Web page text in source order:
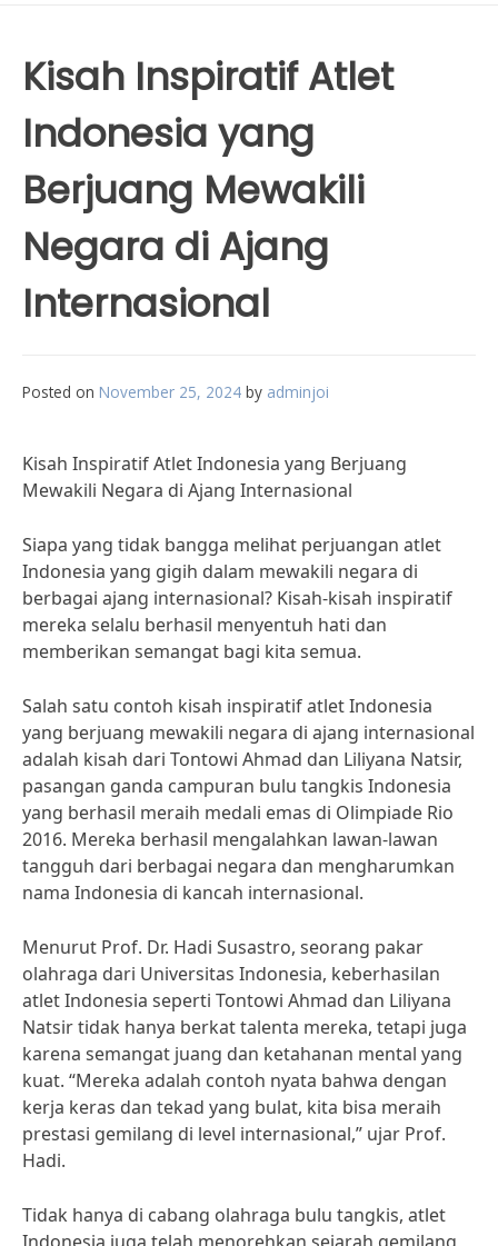
Kisah Inspiratif Atlet
Indonesia yang
Berjuang Mewakili
Negara di Ajang
Internasional
Posted on November 25, 2024 by adminjoi
Kisah Inspiratif Atlet Indonesia yang Berjuang
Mewakili Negara di Ajang Internasional
Siapa yang tidak bangga melihat perjuangan atlet
Indonesia yang gigih dalam mewakili negara di
berbagai ajang internasional? Kisah-kisah inspiratif
mereka selalu berhasil menyentuh hati dan
memberikan semangat bagi kita semua.
Salah satu contoh kisah inspiratif atlet Indonesia
yang berjuang mewakili negara di ajang internasional
adalah kisah dari Tontowi Ahmad dan Liliyana Natsir,
pasangan ganda campuran bulu tangkis Indonesia
yang berhasil meraih medali emas di Olimpiade Rio
2016. Mereka berhasil mengalahkan lawan-lawan
tangguh dari berbagai negara dan mengharumkan
nama Indonesia di kancah internasional.
Menurut Prof. Dr. Hadi Susastro, seorang pakar
olahraga dari Universitas Indonesia, keberhasilan
atlet Indonesia seperti Tontowi Ahmad dan Liliyana
Natsir tidak hanya berkat talenta mereka, tetapi juga
karena semangat juang dan ketahanan mental yang
kuat. “Mereka adalah contoh nyata bahwa dengan
kerja keras dan tekad yang bulat, kita bisa meraih
prestasi gemilang di level internasional,” ujar Prof.
Hadi.
Tidak hanya di cabang olahraga bulu tangkis, atlet